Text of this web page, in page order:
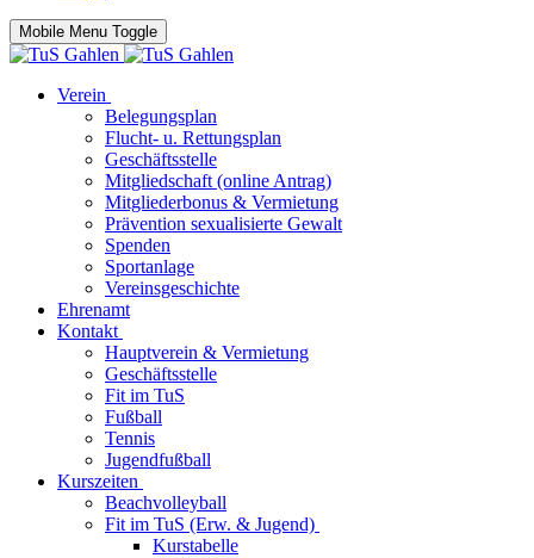
Mobile Menu Toggle
Verein
Belegungsplan
Flucht- u. Rettungsplan
Geschäftsstelle
Mitgliedschaft (online Antrag)
Mitgliederbonus & Vermietung
Prävention sexualisierte Gewalt
Spenden
Sportanlage
Vereinsgeschichte
Ehrenamt
Kontakt
Hauptverein & Vermietung
Geschäftsstelle
Fit im TuS
Fußball
Tennis
Jugendfußball
Kurszeiten
Beachvolleyball
Fit im TuS (Erw. & Jugend)
Kurstabelle